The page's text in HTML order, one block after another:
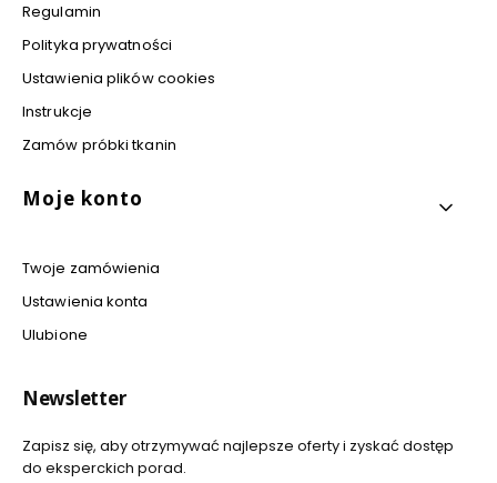
Regulamin
Polityka prywatności
Ustawienia plików cookies
Instrukcje
Zamów próbki tkanin
Moje konto
Twoje zamówienia
Ustawienia konta
Ulubione
Newsletter
Zapisz się, aby otrzymywać najlepsze oferty i zyskać dostęp
do eksperckich porad.